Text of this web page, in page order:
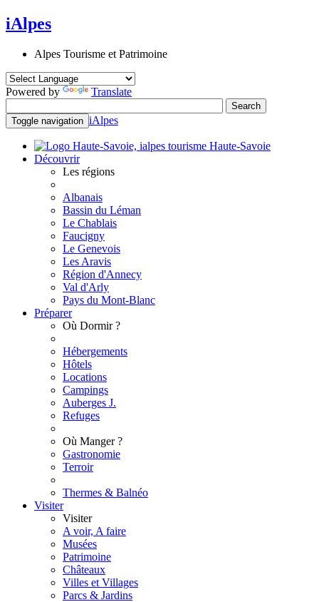
iAlpes
Alpes Tourisme et Patrimoine
Powered by Translate
Toggle navigation iAlpes
Haute-Savoie
Découvrir
Les régions
Albanais
Bassin du Léman
Le Chablais
Faucigny
Le Genevois
Les Aravis
Région d'Annecy
Val d'Arly
Pays du Mont-Blanc
Préparer
Où Dormir ?
Hébergements
Hôtels
Locations
Campings
Auberges J.
Refuges
Où Manger ?
Gastronomie
Terroir
Thermes & Balnéo
Visiter
Visiter
A voir, A faire
Musées
Patrimoine
Châteaux
Villes et Villages
Parcs & Jardins